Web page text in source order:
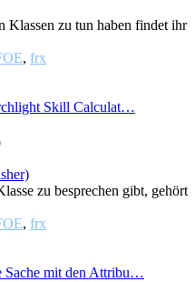
Klassen zu tun haben findet ihr
, frx
Skill Calculat…
zu besprechen gibt, gehört
, frx
Sache mit den Attribu…